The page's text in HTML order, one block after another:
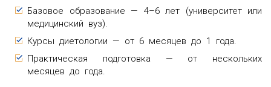
Базовое образование — 4–6 лет (университет или
медицинский вуз).
Курсы диетологии — от 6 месяцев до 1 года.
Практическая подготовка — от нескольких
месяцев до года.